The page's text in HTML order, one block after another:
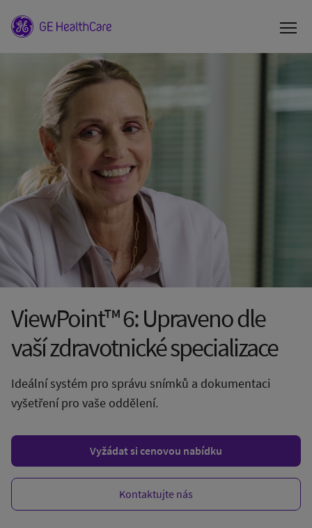
ViewPoint™ 6: Upraveno dle
vaší zdravotnické specializace
Ideální systém pro správu snímků a dokumentaci
vyšetření pro vaše oddělení.
Vyžádat si cenovou nabídku
Kontaktujte nás